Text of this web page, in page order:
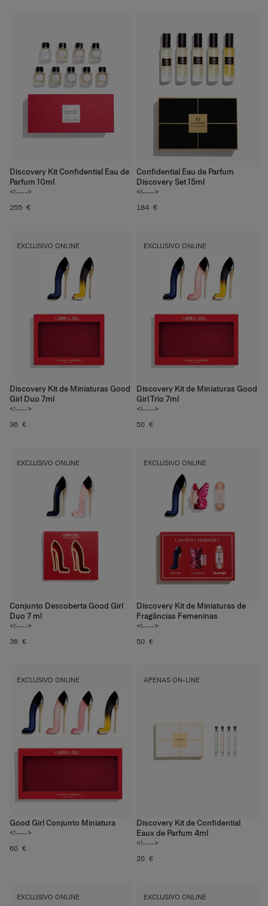
Discovery Kit Confidential Eau de
Parfum 10ml
<!---->
255 €
Confidential Eau de Parfum
Discovery Set 15ml
<!---->
184 €
EXCLUSIVO ONLINE
Discovery Kit de Miniaturas Good
Girl Duo 7ml
<!---->
36 €
EXCLUSIVO ONLINE
Discovery Kit de Miniaturas Good
Girl Trio 7ml
<!---->
50 €
EXCLUSIVO ONLINE
Conjunto Descoberta Good Girl
Duo 7 ml
<!---->
36 €
EXCLUSIVO ONLINE
Discovery Kit de Miniaturas de
Fragâncias Femeninas
<!---->
50 €
EXCLUSIVO ONLINE
Good Girl Conjunto Miniatura
<!---->
60 €
APENAS ON-LINE
Discovery Kit de Confidential
Eaux de Parfum 4ml
<!---->
20 €
EXCLUSIVO ONLINE EXCLUSIVO ONLINE